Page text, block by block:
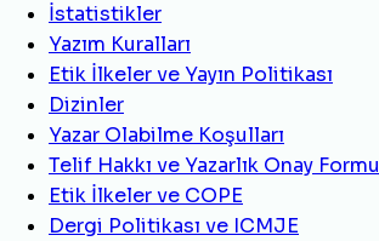
İstatistikler
Yazım Kuralları
Etik İlkeler ve Yayın Politikası
Dizinler
Yazar Olabilme Koşulları
Telif Hakkı ve Yazarlık Onay Formu
Etik İlkeler ve COPE
Dergi Politikası ve ICMJE